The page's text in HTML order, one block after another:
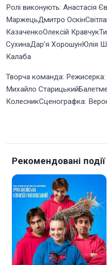
Ролі виконують: Анастасія
МаржецьДмитро
КазаченкоОлексій
СухинаДар'я ХорошунЮлія
Калаба
Творча команда:
Михайло
КолесникСценографка:
Рекомендовані події